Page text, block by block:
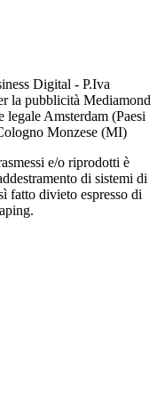
Digital - P.Iva
la pubblicità Mediamond
Amsterdam (Paesi
Monzese (MI)
e/o riprodotti è
di sistemi di
fatto divieto espresso di